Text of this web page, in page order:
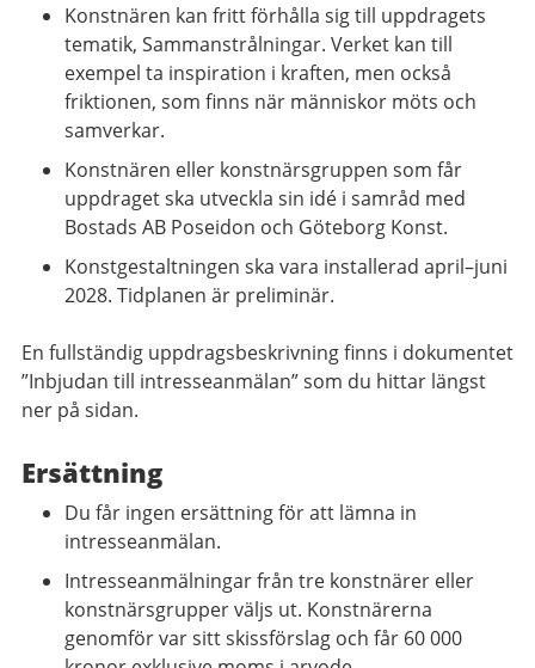
Konstnären kan fritt förhålla sig till uppdragets
tematik, Sammanstrålningar. Verket kan till
exempel ta inspiration i kraften, men också
friktionen, som finns när människor möts och
samverkar.
Konstnären eller konstnärsgruppen som får
uppdraget ska utveckla sin idé i samråd med
Bostads AB Poseidon och Göteborg Konst.
Konstgestaltningen ska vara installerad april–juni
2028. Tidplanen är preliminär.
En fullständig uppdragsbeskrivning finns i dokumentet
”Inbjudan till intresseanmälan” som du hittar längst
ner på sidan.
Ersättning
Du får ingen ersättning för att lämna in
intresseanmälan.
Intresseanmälningar från tre konstnärer eller
konstnärsgrupper väljs ut. Konstnärerna
genomför var sitt skissförslag och får 60 000